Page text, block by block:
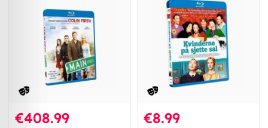
€408.99 €8.99